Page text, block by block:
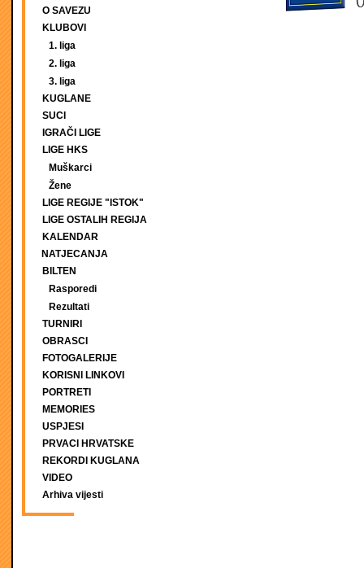
O SAVEZU
KLUBOVI
1. liga
2. liga
3. liga
KUGLANE
SUCI
IGRAČI LIGE
LIGE HKS
Muškarci
Žene
LIGE REGIJE "ISTOK"
LIGE OSTALIH REGIJA
KALENDAR
NATJECANJA
BILTEN
Rasporedi
Rezultati
TURNIRI
OBRASCI
FOTOGALERIJE
KORISNI LINKOVI
PORTRETI
MEMORIES
USPJESI
PRVACI HRVATSKE
REKORDI KUGLANA
VIDEO
Arhiva vijesti